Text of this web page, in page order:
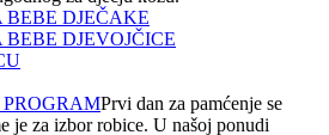
BEBE DJEČAKE
BEBE DJEVOJČICE
Prvi dan za pamćenje se
je za izbor robice. U našoj ponudi